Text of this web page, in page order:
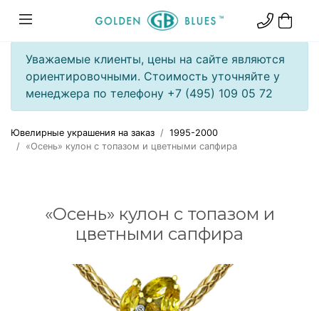
Уважаемые клиенты, цены на сайте являются
ориентировочными. Стоимость уточняйте у
менеджера по телефону +7 (495) 109 05 72
Ювелирные украшения на заказ
1995-2000
«Осень» кулон с топазом и цветными сапфира
«Осень» кулон с топазом и
цветными сапфира